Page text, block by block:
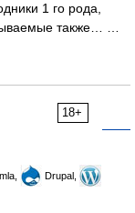
1 го рода,
также… …
18+
Drupal,